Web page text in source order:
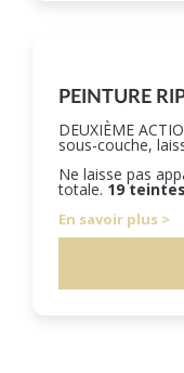
PEINTURE
DEUXIÈME
sous-couche,
Ne laisse pas
totale. 19
En savoir plus